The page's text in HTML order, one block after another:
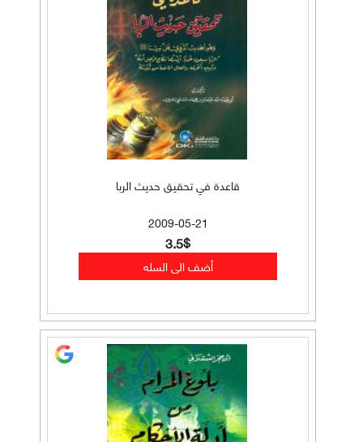
قاعدة في تحقيق حديث الربا
2009-05-21
3.5$